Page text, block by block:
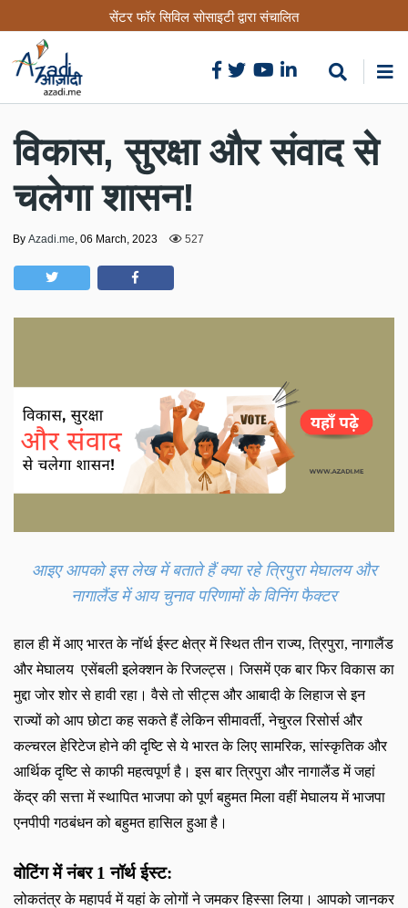
to
content
सेंटर फॉर सिविल सोसाइटी द्वारा संचालित
विकास, सुरक्षा और संवाद से
चलेगा शासन!
By Azadi.me, 06 March, 2023 527
आइए आपको इस लेख में बताते हैं क्या रहे त्रिपुरा मेघालय और
नागालैंड में आय चुनाव परिणामों के विनिंग फैक्टर
हाल ही में आए भारत के नॉर्थ ईस्ट क्षेत्र में स्थित तीन राज्य,त्रिपुरा,नागालैंड
और मेघालय एसेंबली इलेक्शन के रिजल्ट्स। जिसमें एक बार फिर विकास का
मुद्दा जोर शोर से हावी रहा। वैसे तो सीट्स और आबादी के लिहाज से इन
राज्यों को आप छोटा कह सकते हैं लेकिन सीमावर्ती,नेचुरल रिसोर्स और
कल्चरल हेरिटेज होने की दृष्टि से ये भारत के लिए सामरिक,सांस्कृतिक और
आर्थिक दृष्टि से काफी महत्वपूर्ण है। इस बार त्रिपुरा और नागालैंड में जहां
केंद्र की सत्ता में स्थापित भाजपा को पूर्ण बहुमत मिला वहीं मेघालय में भाजपा
एनपीपी गठबंधन को बहुमत हासिल हुआ है।
वोटिंग में नंबर1नॉर्थ ईस्ट:
लोकतंत्र के महापर्व में यहां के लोगों ने जमकर हिस्सा लिया। आपको जानकर